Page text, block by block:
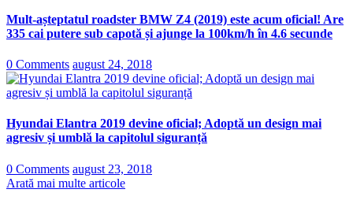
Mult-așteptatul roadster BMW Z4 (2019) este acum oficial! Are
335 cai putere sub capotă și ajunge la 100km/h în 4.6 secunde
0 Comments august 24, 2018
Hyundai Elantra 2019 devine oficial; Adoptă un design mai
agresiv și umblă la capitolul siguranță
0 Comments august 23, 2018
Arată mai multe articole